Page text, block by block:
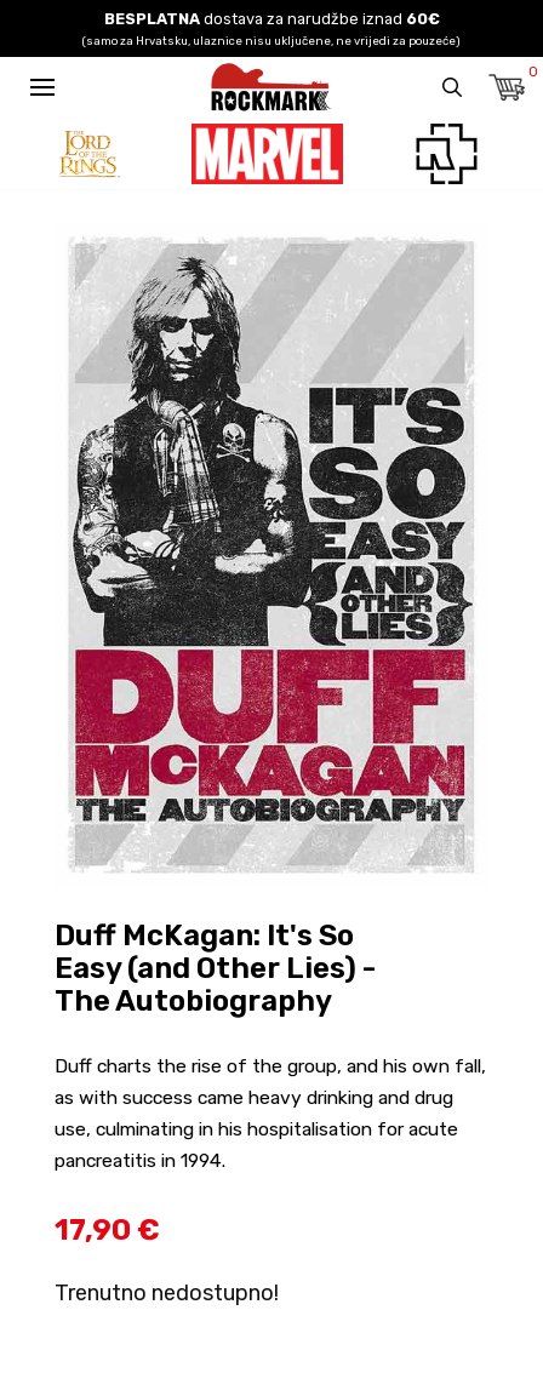
BESPLATNAdostava za narudžbe iznad 60€
(samo za Hrvatsku, ulaznice nisu uključene, ne vrijedi za pouzeće)
0
Duff McKagan: It's So
Easy (and Other Lies) -
The Autobiography
Duff charts the rise of the group, and his own fall,
as with success came heavy drinking and drug
use, culminating in his hospitalisation for acute
pancreatitis in 1994.
17,90 €
Trenutno nedostupno!